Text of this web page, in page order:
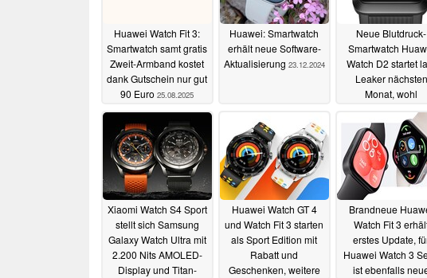
Huawei Watch Fit 3:
Smartwatch samt gratis
Zweit-Armband kostet
dank Gutschein nur gut
90 Euro 25.08.2025
Huawei: Smartwatch
erhält neue Software-
Aktualisierung 23.12.2024
Neue Blutdruck-
Smartwatch
Watch D2 startet
Leaker nächsten
Monat, wohl
Tri-Fold
20.08.2024
Xiaomi Watch S4 Sport
stellt sich Samsung
Galaxy Watch Ultra mit
2.200 Nits AMOLED-
Display und Titan-
Huawei Watch GT 4
und Watch Fit 3 starten
als Sport Edition mit
Rabatt und
Geschenken, weitere
Brandneue
Watch Fit 3
erstes Update,
Huawei Watch 3
ist ebenfalls